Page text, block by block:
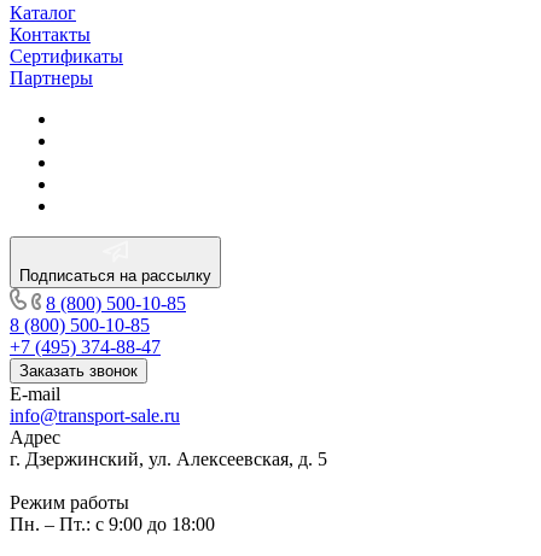
Каталог
Контакты
Сертификаты
Партнеры
Подписаться на рассылку
8 (800) 500-10-85
8 (800) 500-10-85
+7 (495) 374-88-47
Заказать звонок
E-mail
info@transport-sale.ru
Адрес
г. Дзержинский, ул. Алексеевская, д. 5
Режим работы
Пн. – Пт.: с 9:00 до 18:00